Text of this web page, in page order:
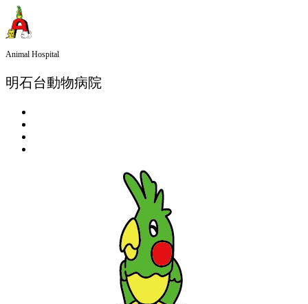
Animal Hospital
明石台動物病院